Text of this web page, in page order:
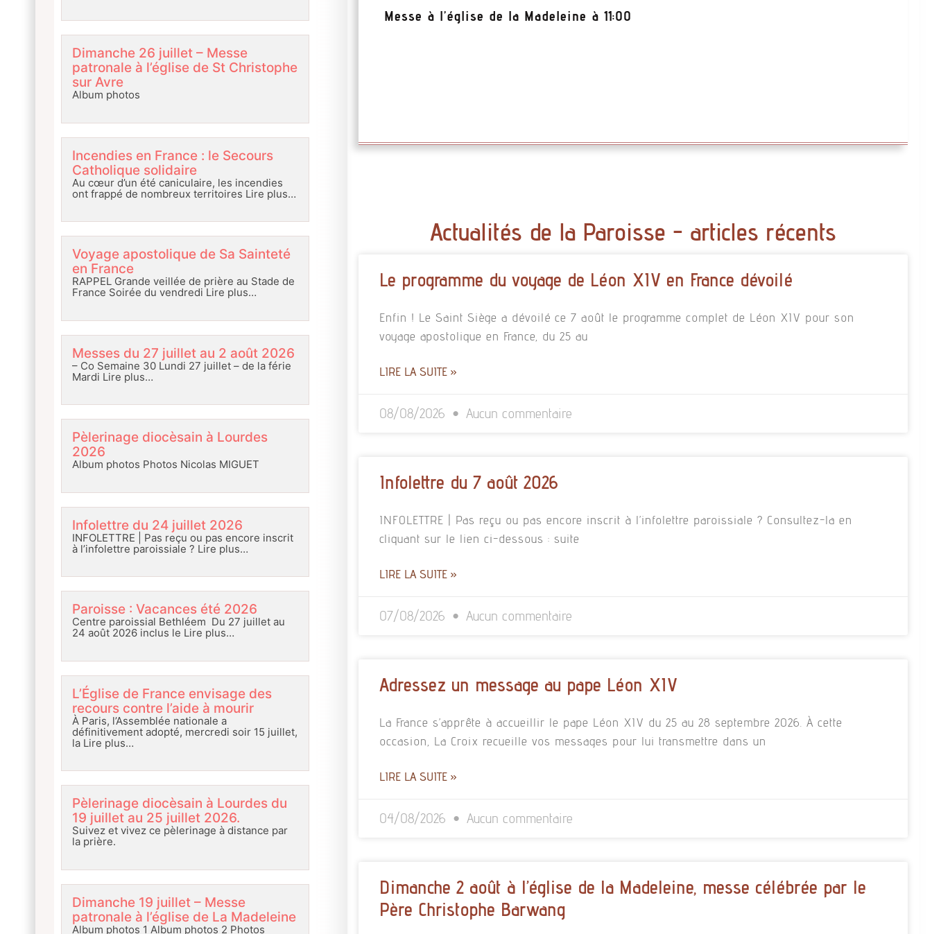
Dimanche 26 juillet – Messe
patronale à l’église de St Christophe
sur Avre
Album photos
Incendies en France : le Secours
Catholique solidaire
Au cœur d’un été caniculaire, les incendies
ont frappé de nombreux territoires Lire plus…
Voyage apostolique de Sa Sainteté
en France
RAPPEL Grande veillée de prière au Stade de
France Soirée du vendredi Lire plus…
Messes du 27 juillet au 2 août 2026
– Co Semaine 30 Lundi 27 juillet – de la férie
Mardi Lire plus…
Pèlerinage diocèsain à Lourdes
2026
Album photos Photos Nicolas MIGUET
Infolettre du 24 juillet 2026
INFOLETTRE | Pas reçu ou pas encore inscrit
à l’infolettre paroissiale ? Lire plus…
Paroisse : Vacances été 2026
Centre paroissial Bethléem Du 27 juillet au
24 août 2026 inclus le Lire plus…
L’Église de France envisage des
recours contre l’aide à mourir
À Paris, l’Assemblée nationale a
définitivement adopté, mercredi soir 15 juillet,
la Lire plus…
Pèlerinage diocèsain à Lourdes du
19 juillet au 25 juillet 2026.
Suivez et vivez ce pèlerinage à distance par
la prière.
Dimanche 19 juillet – Messe
patronale à l’église de La Madeleine
Album photos 1 Album photos 2 Photos
Messe à l’église de la Madeleine à 11:00
Actualités de la Paroisse - articles récents
Le programme du voyage de Léon XIV en France dévoilé
Enfin ! Le Saint Siège a dévoilé ce 7 août le programme complet de Léon XIV pour son
voyage apostolique en France, du 25 au
LIRE LA SUITE »
08/08/2026 Aucun commentaire
Infolettre du 7 août 2026
INFOLETTRE | Pas reçu ou pas encore inscrit à l’infolettre paroissiale ? Consultez-la en
cliquant sur le lien ci-dessous : suite
LIRE LA SUITE »
07/08/2026 Aucun commentaire
Adressez un message au pape Léon XIV
La France s’apprête à accueillir le pape Léon XIV du 25 au 28 septembre 2026. À cette
occasion, La Croix recueille vos messages pour lui transmettre dans un
LIRE LA SUITE »
04/08/2026 Aucun commentaire
Dimanche 2 août à l’église de la Madeleine, messe célébrée par le
Père Christophe Barwang